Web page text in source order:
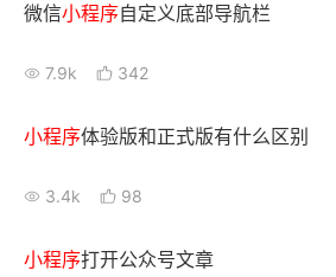
商家社区 社群交流
合作共进
入驻有赞 认证代理商
认证服务商
微信小程序自定义底部导航栏
7.9k 342
小程序体验版和正式版有什么区别
3.4k 98
小程序打开公众号文章